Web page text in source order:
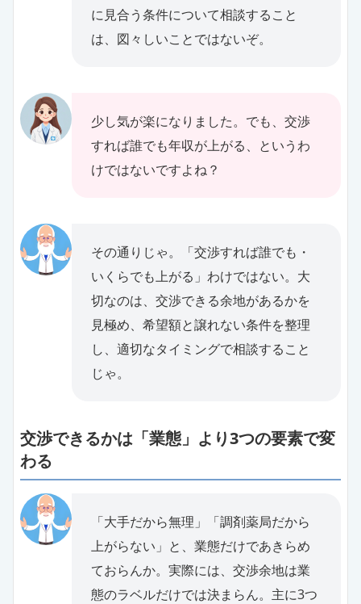
に見合う条件について相談すること
は、図々しいことではないぞ。
少し気が楽になりました。でも、交渉
すれば誰でも年収が上がる、というわ
けではないですよね？
その通りじゃ。「交渉すれば誰でも・
いくらでも上がる」わけではない。大
切なのは、交渉できる余地があるかを
見極め、希望額と譲れない条件を整理
し、適切なタイミングで相談すること
じゃ。
交渉できるかは「業態」より3つの要素で変
わる
「大手だから無理」「調剤薬局だから
上がらない」と、業態だけであきらめ
ておらんか。実際には、交渉余地は業
態のラベルだけでは決まらん。主に3つ